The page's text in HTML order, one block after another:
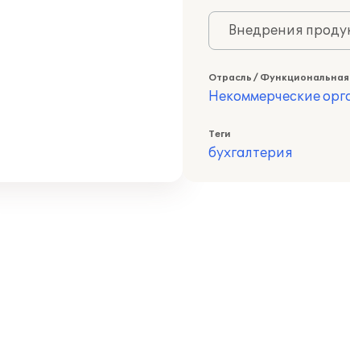
Внедрения
Отрасль /
Некоммерческие
Теги
бухгалтерия